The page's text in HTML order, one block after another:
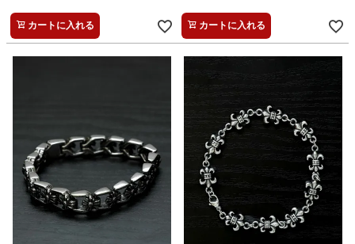
カートに入れる カートに入れる